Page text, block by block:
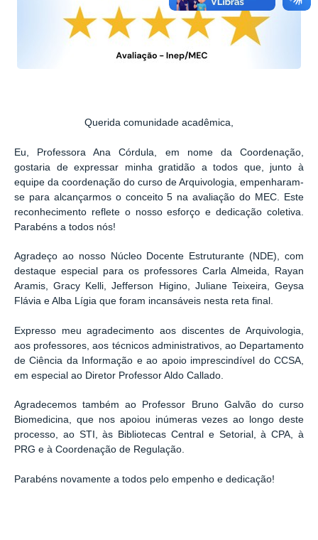
Querida comunidade acadêmica,
Eu, Professora Ana Córdula, em nome da Coordenação,
gostaria de expressar minha gratidão a todos que, junto à
equipe da coordenação do curso de Arquivologia, empenharam-
se para alcançarmos o conceito 5 na avaliação do MEC. Este
reconhecimento reflete o nosso esforço e dedicação coletiva.
Parabéns a todos nós!
Agradeço ao nosso Núcleo Docente Estruturante (NDE), com
destaque especial para os professores Carla Almeida, Rayan
Aramis, Gracy Kelli, Jefferson Higino, Juliane Teixeira, Geysa
Flávia e Alba Lígia que foram incansáveis nesta reta final.
Expresso meu agradecimento aos discentes de Arquivologia,
aos professores, aos técnicos administrativos, ao Departamento
de Ciência da Informação e ao apoio imprescindível do CCSA,
em especial ao Diretor Professor Aldo Callado.
Agradecemos também ao Professor Bruno Galvão do curso
Biomedicina, que nos apoiou inúmeras vezes ao longo deste
processo, ao STI, às Bibliotecas Central e Setorial, à CPA, à
PRG e à Coordenação de Regulação.
Parabéns novamente a todos pelo empenho e dedicação!